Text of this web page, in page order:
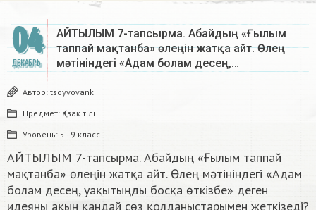
04
ДЕКАБРЬ
АЙТЫЛЫМ 7-тапсырма. Абайдың «Ғылым
таппай мақтанба» өлеңін жатқа айт. Өлең
мәтініндегі «Адам болам десең,…
Автор: tsoyvovank
Предмет: Қазақ тiлi
Уровень: 5 - 9 класс
АЙТЫЛЫМ 7-тапсырма. Абайдың «Ғылым таппай
мақтанба» өлеңін жатқа айт. Өлең мәтініндегі «Адам
болам десең, уақытыңды босқа өткізбе» деген
идеяны ақын қандай сөз қолданыстарымен жеткізеді?